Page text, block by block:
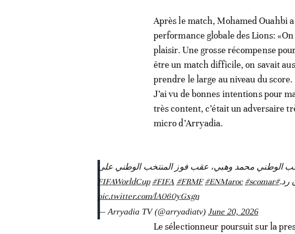
Après le match, Mohamed Ouahbi
performance globale des Lions:
plaisir. Une grosse récompense
être un match difficile, on savait
prendre le large au niveau du score.
J’ai vu de bonnes intentions pour
très content, c’était un adversaire
micro d’Arryadia.
الناخب الوطني محمد وهبي، عقب فوز المنتخب الوطني على
رد.#FIFAWorldCup
#FIFA #FRMF #ENMaroc #scomar
pic.twitter.com/lA060yGxgn
— Arryadia TV (@arryadiatv) June 20, 2026
Le sélectionneur poursuit sur la